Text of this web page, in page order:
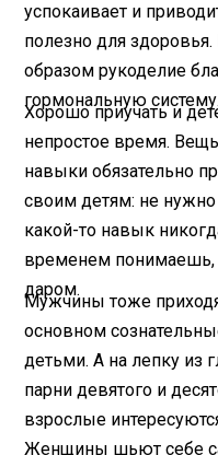
успокаивает и
полезно для
образом рукоделие
гормональную систему.
Хорошо приучать и
непростое время.
навыки обязательно
своим детям: не
какой-то навык
временем понимаешь,
даром.
Мужчины тоже
основном
детьми. А на лепку из
парни девятого и
взрослые
Женщины шьют себе